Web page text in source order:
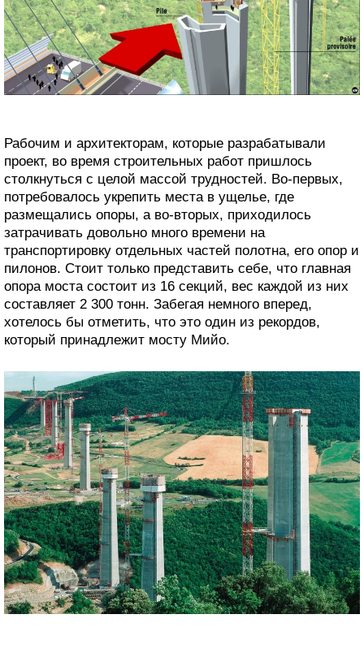
Рабочим и архитекторам, которые разрабатывали
проект, во время строительных работ пришлось
столкнуться с целой массой трудностей. Во-первых,
потребовалось укрепить места в ущелье, где
размещались опоры, а во-вторых, приходилось
затрачивать довольно много времени на
транспортировку отдельных частей полотна, его опор и
пилонов. Стоит только представить себе, что главная
опора моста состоит из 16 секций, вес каждой из них
составляет 2 300 тонн. Забегая немного вперед,
хотелось бы отметить, что это один из рекордов,
который принадлежит мосту Мийо.